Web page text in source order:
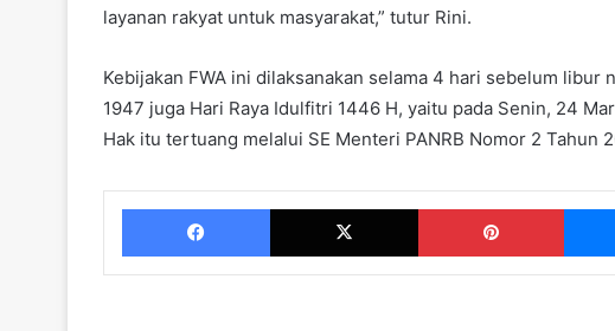
layanan rakyat untuk masyarakat,” tutur Rini.
Kebijakan FWA ini dilaksanakan selama 4 hari sebelum libur
1947 juga Hari Raya Idulfitri 1446 H, yaitu pada Senin, 24
Hak itu tertuang melalui SE Menteri PANRB Nomor 2 Tahun
Facebook X Pinterest